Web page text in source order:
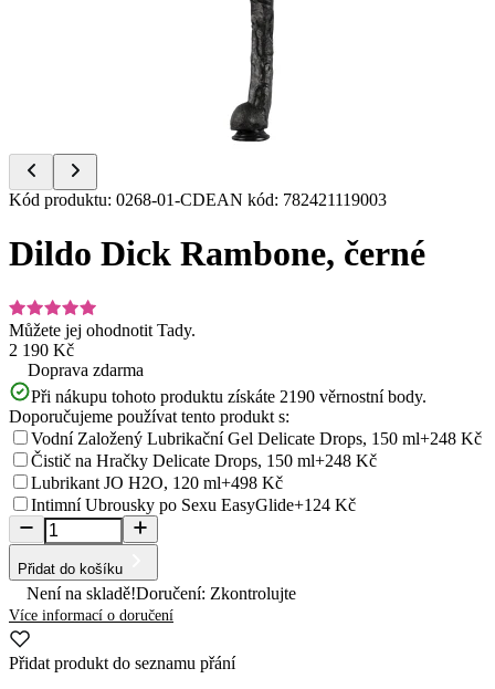
Item
of
Kód produktu: 0268-01-CDEAN kód: 782421119003
Dildo Dick Rambone, černé
Můžete jej ohodnotit Tady.
2 190 Kč
Doprava zdarma
Při nákupu tohoto produktu získáte 2190 věrnostní body.
Doporučujeme používat tento produkt s:
Vodní Založený Lubrikační Gel Delicate Drops, 150 ml+248 Kč
Čistič na Hračky Delicate Drops, 150 ml+248 Kč
Lubrikant JO H2O, 120 ml+498 Kč
Intimní Ubrousky po Sexu EasyGlide+124 Kč
Přidat do košíku
Není na skladě!Doručení: Zkontrolujte
Více informací o doručení
Přidat produkt do seznamu přání